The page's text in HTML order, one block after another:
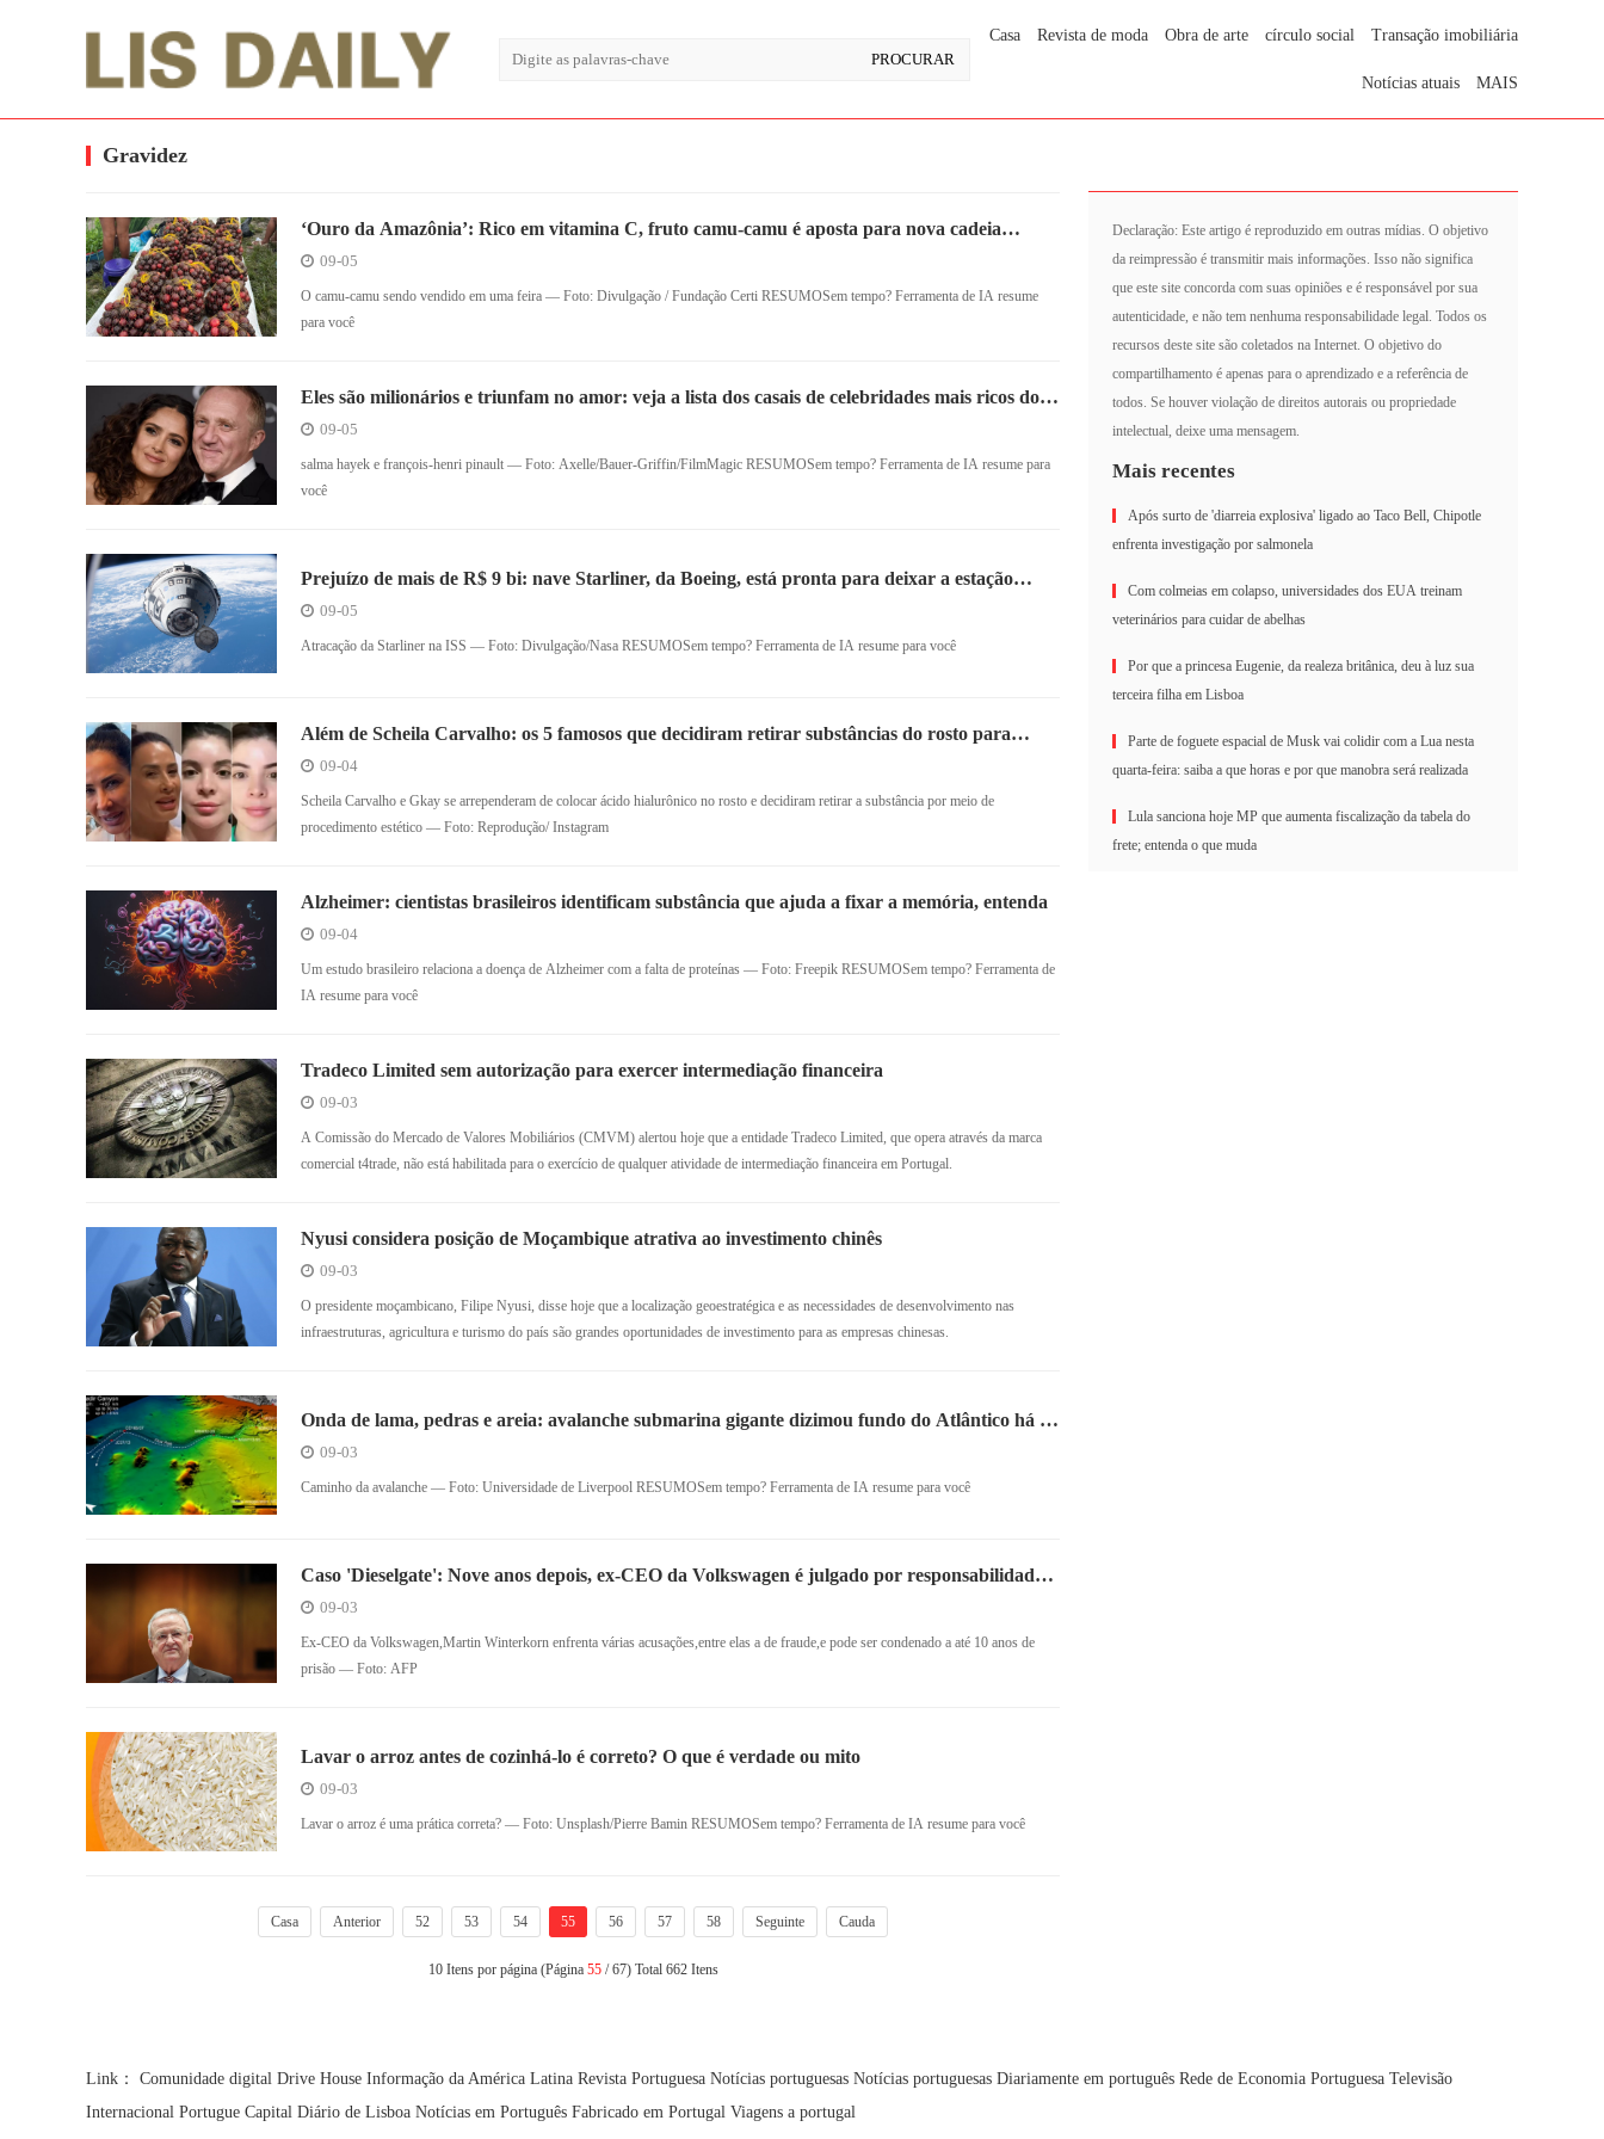
Casa Revista de moda Obra de arte círculo social Transação imobiliária
Notícias atuais MAIS
Gravidez
‘Ouro da Amazônia’: Rico em vitamina C, fruto camu-camu é aposta para nova cadeia
sustentável de impacto
09-05
O camu-camu sendo vendido em uma feira — Foto: Divulgação / Fundação Certi RESUMOSem tempo? Ferramenta de IA resume
para você
Eles são milionários e triunfam no amor: veja a lista dos casais de celebridades mais ricos do
mundo
09-05
salma hayek e françois-henri pinault — Foto: Axelle/Bauer-Griffin/FilmMagic RESUMOSem tempo? Ferramenta de IA resume para
você
Prejuízo de mais de R$ 9 bi: nave Starliner, da Boeing, está pronta para deixar a estação
espacial sem sua tripulação
09-05
Atracação da Starliner na ISS — Foto: Divulgação/Nasa RESUMOSem tempo? Ferramenta de IA resume para você
Além de Scheila Carvalho: os 5 famosos que decidiram retirar substâncias do rosto para
deixar os traços mais naturais
09-04
Scheila Carvalho e Gkay se arrependeram de colocar ácido hialurônico no rosto e decidiram retirar a substância por meio de
procedimento estético — Foto: Reprodução/ Instagram
Alzheimer: cientistas brasileiros identificam substância que ajuda a fixar a memória, entenda
09-04
Um estudo brasileiro relaciona a doença de Alzheimer com a falta de proteínas — Foto: Freepik RESUMOSem tempo? Ferramenta de
IA resume para você
Tradeco Limited sem autorização para exercer intermediação financeira
09-03
A Comissão do Mercado de Valores Mobiliários (CMVM) alertou hoje que a entidade Tradeco Limited, que opera através da marca
comercial t4trade, não está habilitada para o exercício de qualquer atividade de intermediação financeira em Portugal.
Nyusi considera posição de Moçambique atrativa ao investimento chinês
09-03
O presidente moçambicano, Filipe Nyusi, disse hoje que a localização geoestratégica e as necessidades de desenvolvimento nas
infraestruturas, agricultura e turismo do país são grandes oportunidades de investimento para as empresas chinesas.
Onda de lama, pedras e areia: avalanche submarina gigante dizimou fundo do Atlântico há 60
mil anos, revela estudo
09-03
Caminho da avalanche — Foto: Universidade de Liverpool RESUMOSem tempo? Ferramenta de IA resume para você
Caso 'Dieselgate': Nove anos depois, ex-CEO da Volkswagen é julgado por responsabilidade
no escândalo
09-03
Ex-CEO da Volkswagen,Martin Winterkorn enfrenta várias acusações,entre elas a de fraude,e pode ser condenado a até 10 anos de
prisão — Foto: AFP
Lavar o arroz antes de cozinhá-lo é correto? O que é verdade ou mito
09-03
Lavar o arroz é uma prática correta? — Foto: Unsplash/Pierre Bamin RESUMOSem tempo? Ferramenta de IA resume para você
Casa Anterior 52 53 54 55 56 57 58 Seguinte Cauda
10 Itens por página (Página 55/ 67) Total 662 Itens
Declaração: Este artigo é reproduzido em outras mídias. O objetivo
da reimpressão é transmitir mais informações. Isso não significa
que este site concorda com suas opiniões e é responsável por sua
autenticidade, e não tem nenhuma responsabilidade legal. Todos os
recursos deste site são coletados na Internet. O objetivo do
compartilhamento é apenas para o aprendizado e a referência de
todos. Se houver violação de direitos autorais ou propriedade
intelectual, deixe uma mensagem.
Mais recentes
Após surto de 'diarreia explosiva' ligado ao Taco Bell, Chipotle
enfrenta investigação por salmonela
Com colmeias em colapso, universidades dos EUA treinam
veterinários para cuidar de abelhas
Por que a princesa Eugenie, da realeza britânica, deu à luz sua
terceira filha em Lisboa
Parte de foguete espacial de Musk vai colidir com a Lua nesta
quarta-feira: saiba a que horas e por que manobra será realizada
Lula sanciona hoje MP que aumenta fiscalização da tabela do
frete; entenda o que muda
Link： Comunidade digital Drive House Informação da América Latina Revista Portuguesa Notícias portuguesas Notícias portuguesas Diariamente em português Rede de Economia Portuguesa Televisão
Internacional Portugue Capital Diário de Lisboa Notícias em Português Fabricado em Portugal Viagens a portugal